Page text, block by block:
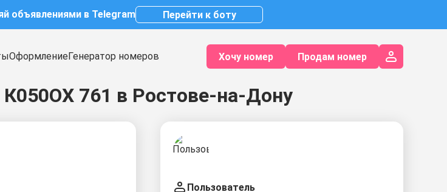
объявлениями в Telegram Перейти к боту
ОформлениеГенератор номеров Хочу номер Продам номер
761 в Ростове-на-Дону
Пользователь